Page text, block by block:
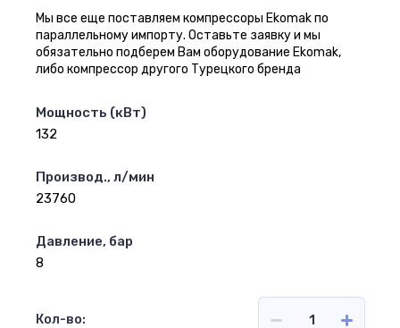
Мы все еще поставляем компрессоры Ekomak по
параллельному импорту. Оставьте заявку и мы
обязательно подберем Вам оборудование Еkomak,
либо компрессор другого Турецкого бренда
Мощность (кВт)
132
Производ., л/мин
23760
Давление, бар
8
Кол-во: